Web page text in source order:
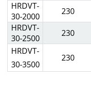
HRDVT-
30-2000
230
HRDVT-
30-2500
230
HRDVT-
30-3500
230